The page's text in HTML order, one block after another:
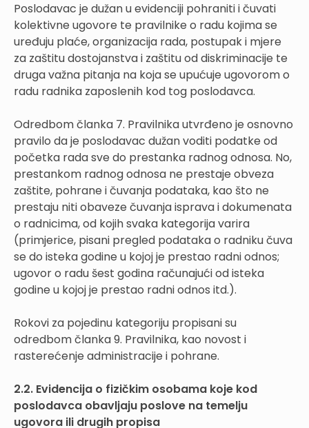
Poslodavac je dužan u evidenciji pohraniti i čuvati
kolektivne ugovore te pravilnike o radu kojima se
uređuju plaće, organizacija rada, postupak i mjere
za zaštitu dostojanstva i zaštitu od diskriminacije te
druga važna pitanja na koja se upućuje ugovorom o
radu radnika zaposlenih kod tog poslodavca.
Odredbom članka 7. Pravilnika utvrđeno je osnovno
pravilo da je poslodavac dužan voditi podatke od
početka rada sve do prestanka radnog odnosa. No,
prestankom radnog odnosa ne prestaje obveza
zaštite, pohrane i čuvanja podataka, kao što ne
prestaju niti obaveze čuvanja isprava i dokumenata
o radnicima, od kojih svaka kategorija varira
(primjerice, pisani pregled podataka o radniku čuva
se do isteka godine u kojoj je prestao radni odnos;
ugovor o radu šest godina računajući od isteka
godine u kojoj je prestao radni odnos itd.).
Rokovi za pojedinu kategoriju propisani su
odredbom članka 9. Pravilnika, kao novost i
rasterećenje administracije i pohrane.
2.2. Evidencija o fizičkim osobama koje kod
poslodavca obavljaju poslove na temelju
ugovora ili drugih propisa